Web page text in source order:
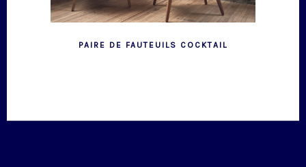
PAIRE DE FAUTEUILS COCKTAIL